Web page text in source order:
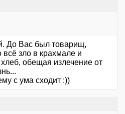
До Вас был товарищ,
всё зло в крахмале и
обещая излечение от
с ума сходит :))